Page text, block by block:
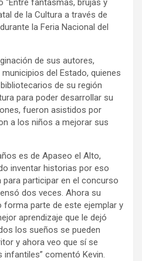
“Entre fantasmas, brujas y
de la Cultura a través de
la Feria Nacional del
de sus autores,
del Estado, quienes
de su región
para poder desarrollar su
fueron asistidos por
a los niños a mejorar sus
es de Apaseo el Alto,
inventar historias por eso
participar en el concurso
dos veces. Ahora su
forma parte de este ejemplar y
aprendizaje que le dejó
los sueños se pueden
y ahora veo que sí se
infantiles” comentó Kevin.